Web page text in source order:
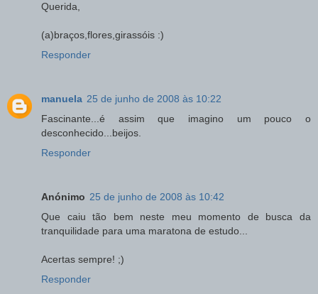
Querida,
(a)braços,flores,girassóis :)
Responder
manuela 25 de junho de 2008 às 10:22
Fascinante...é assim que imagino um pouco o
desconhecido...beijos.
Responder
Anónimo 25 de junho de 2008 às 10:42
Que caiu tão bem neste meu momento de busca da
tranquilidade para uma maratona de estudo...
Acertas sempre! ;)
Responder